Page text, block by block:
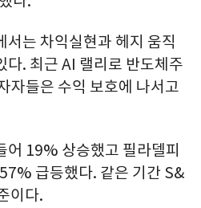
서는 차익실현과 헤지 움직
다. 최근 AI 랠리로 반도체주
자들은 수익 보호에 나서고
어 19% 상승했고 필라델피
급등했다. 같은 기간 S&
이다.